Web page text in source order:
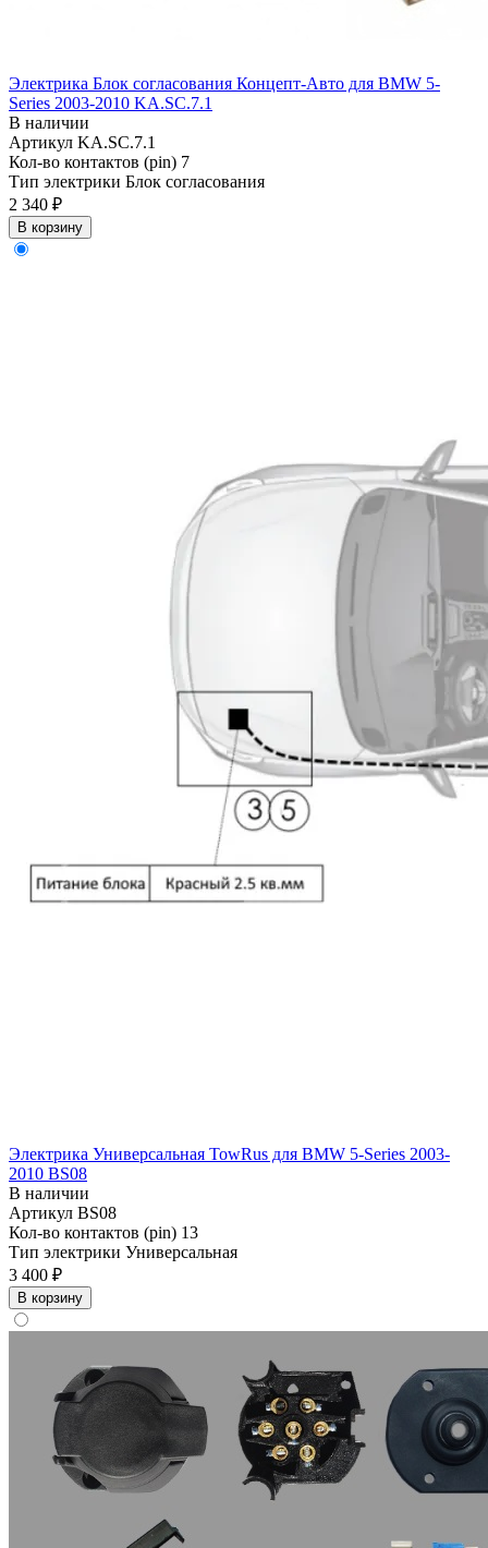
Электрика Блок согласования Концепт-Авто для BMW 5-
Series 2003-2010 KA.SC.7.1
В наличии
Артикул KA.SC.7.1
Кол-во контактов (pin) 7
Тип электрики Блок согласования
2 340 ₽
В корзину
Электрика Универсальная TowRus для BMW 5-Series 2003-
2010 BS08
В наличии
Артикул BS08
Кол-во контактов (pin) 13
Тип электрики Универсальная
3 400 ₽
В корзину